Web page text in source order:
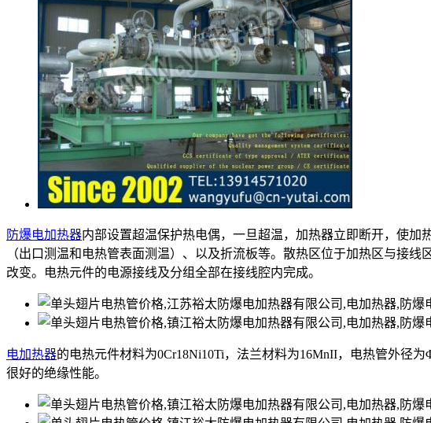
防爆电加热器内部设置超温保护热电偶，一旦超温，加热器立即断开，使
（出口测温和电热管表面测温）、以及折流板等。散热区位于加热区与接
改变。电热元件的电源接线及分组全部在接线腔内完成。
电加热器的电热元件材料为0Cr18Ni10Ti，法兰材料为16MnII，电热管外径
很好的绝缘性能。